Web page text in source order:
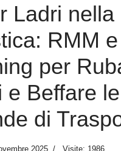
Ladri nella
RMM e
per
e Beffare le
di
2025 Visite: 1986